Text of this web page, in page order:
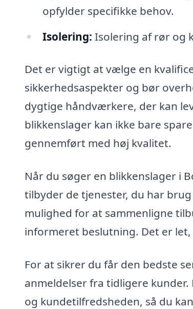
opfylder specifikke behov.
Isolering: Isolering af rør og
Det er vigtigt at vælge en
sikkerhedsaspekter og bør
dygtige håndværkere, der kan
blikkenslager kan ikke bare
gennemført med høj kvalitet.
Når du søger en blikkenslager i
tilbyder de tjenester, du har
mulighed for at sammenligne
informeret beslutning. Det er
For at sikrer du får den bedste
anmeldelser fra tidligere
og kundetilfredsheden, så du